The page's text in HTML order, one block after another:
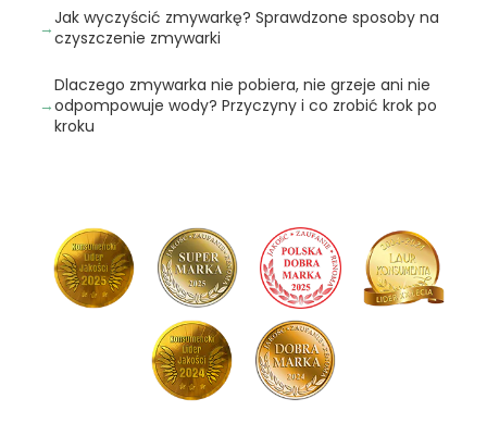
Jak wyczyścić zmywarkę? Sprawdzone sposoby na
czyszczenie zmywarki
Dlaczego zmywarka nie pobiera, nie grzeje ani nie
odpompowuje wody? Przyczyny i co zrobić krok po
kroku